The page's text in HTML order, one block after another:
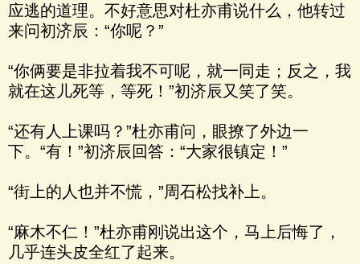
应逃的道理。不好意思对杜亦甫说什么，他转过
来问初济辰：“你呢？”
“你俩要是非拉着我不可呢，就一同走；反之，我
就在这儿死等，等死！”初济辰又笑了笑。
“还有人上课吗？”杜亦甫问，眼撩了外边一
下。“有！”初济辰回答：“大家很镇定！”
“街上的人也并不慌，”周石松找补上。
“麻木不仁！”杜亦甫刚说出这个，马上后悔了，
几乎连头皮全红了起来。